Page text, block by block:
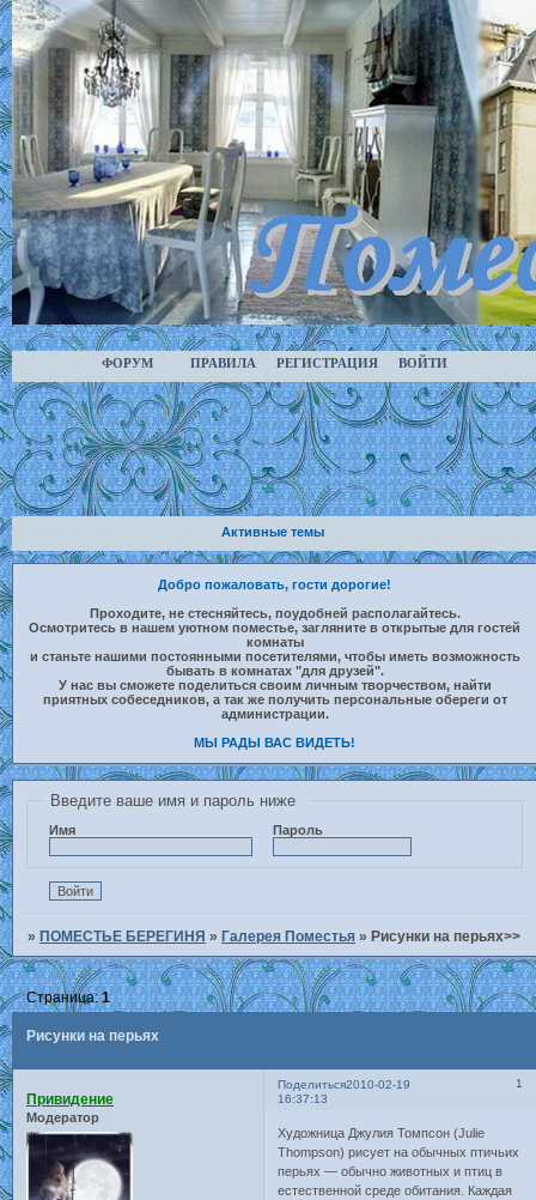
ФОРУМ ПРАВИЛА РЕГИСТРАЦИЯ ВОЙТИ
Активные темы
Добро пожаловать, гости дорогие!
Проходите, не стесняйтесь, поудобней располагайтесь.
Осмотритесь в нашем уютном поместье, загляните в открытые для гостей
комнаты
и станьте нашими постоянными посетителями, чтобы иметь возможность
бывать в комнатах "для друзей".
У нас вы сможете поделиться своим личным творчеством, найти
приятных собеседников, а так же получить персональные обереги от
администрации.
МЫ РАДЫ ВАС ВИДЕТЬ!
Введите ваше имя и пароль ниже
Имя Пароль
»ПОМЕСТЬЕ БЕРЕГИНЯ »Галерея Поместья »Рисунки на перьях>>
Рисунки на перьях
Страница:1
Поделиться 1
2010-02-19
16:37:13
Привидение
Модератор
Художница Джулия Томпсон (Julie
Thompson) рисует на обычных птичьих
перьях — обычно животных и птиц в
естественной среде обитания. Каждая